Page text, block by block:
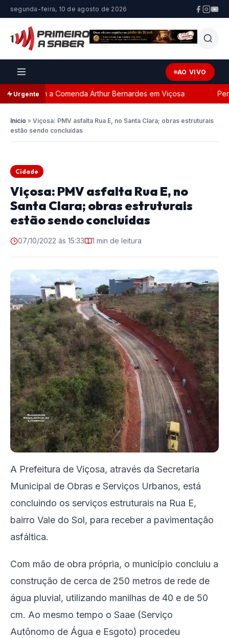
segunda-feira, 10 de agosto de 2026
AO VIVO
Urgente
com a Comenda Arthur Bernardes em Viçosa
Início » Viçosa: PMV asfalta Rua E, no Santa Clara; obras estruturais
estão sendo concluídas
Cidade
Viçosa: PMV asfalta Rua E, no
Santa Clara; obras estruturais
estão sendo concluídas
07/10/2022 às 15:33 1 min de leitura
A Prefeitura de Viçosa, através da Secretaria
Municipal de Obras e Serviços Urbanos, está
concluindo os serviços estruturais na Rua E,
bairro Vale do Sol, para receber a pavimentação
asfáltica.
Com mão de obra própria, o município concluiu a
construção de cerca de 250 metros de rede de
água pluvial, utilizando manilhas de 40 e de 50
cm. Ao mesmo tempo o Saae (Serviço
Autônomo de Água e Esgoto) procedeu